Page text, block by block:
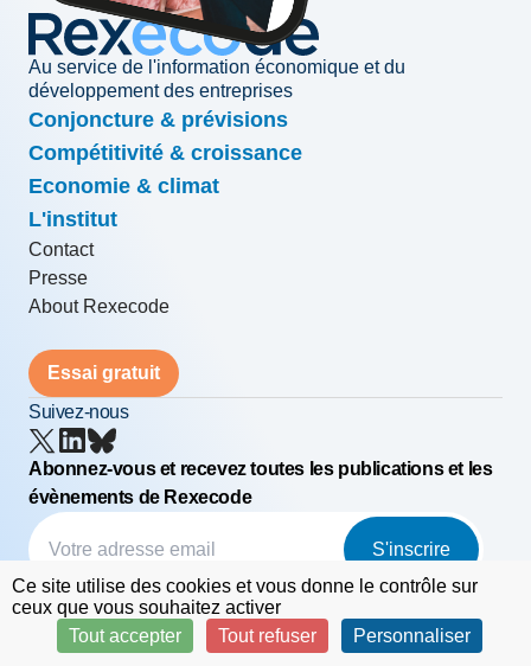
Au service de l'information économique et du
développement des entreprises
Conjoncture & prévisions
Compétitivité & croissance
Economie & climat
L'institut
Contact
Presse
About Rexecode
Essai gratuit
Suivez-nous
Abonnez-vous et recevez toutes les publications et les
évènements de Rexecode
S'inscrire
© Rexecode FAQ Mentions légales
Ce site utilise des cookies et vous donne le contrôle sur
ceux que vous souhaitez activer
Tout accepter
Tout refuser Personnaliser